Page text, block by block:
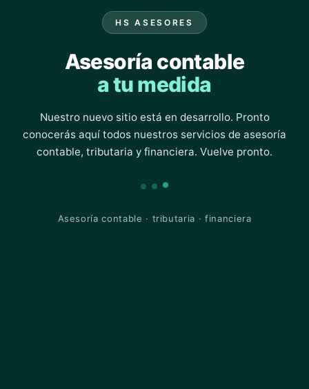
HS ASESORES
Asesoría contable
a tu medida
Nuestro nuevo sitio está en desarrollo. Pronto
conocerás aquí todos nuestros servicios de asesoría
contable, tributaria y financiera. Vuelve pronto.
Asesoría contable · tributaria · financiera